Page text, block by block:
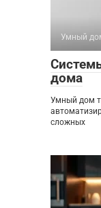
Умный
дома
Умный дом
сложных